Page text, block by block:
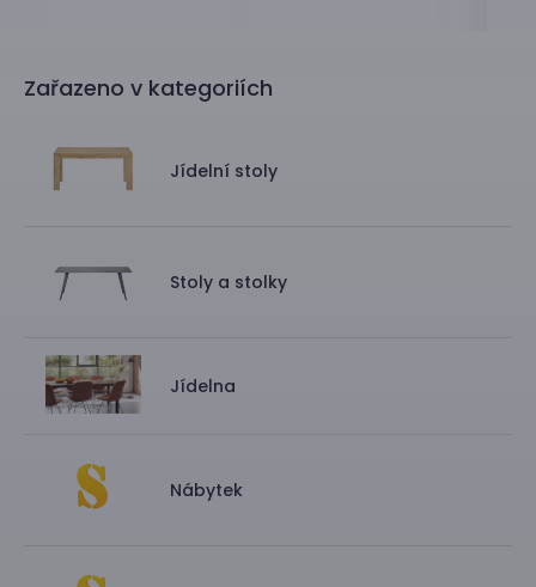
Zařazeno v kategoriích
Jídelní stoly
Stoly a stolky
Jídelna
Nábytek